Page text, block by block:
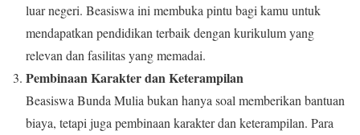
luar negeri. Beasiswa ini membuka pintu bagi kamu untuk
mendapatkan pendidikan terbaik dengan kurikulum yang
relevan dan fasilitas yang memadai.
Pembinaan Karakter dan Keterampilan
Beasiswa Bunda Mulia bukan hanya soal memberikan bantuan
biaya, tetapi juga pembinaan karakter dan keterampilan. Para